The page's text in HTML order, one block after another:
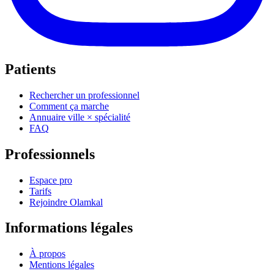
Patients
Rechercher un professionnel
Comment ça marche
Annuaire ville × spécialité
FAQ
Professionnels
Espace pro
Tarifs
Rejoindre Olamkal
Informations légales
À propos
Mentions légales